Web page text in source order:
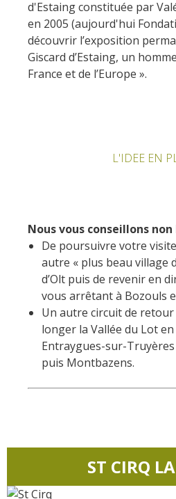
d'Estaing constituée par
en 2005 (aujourd'hui
découvrir l’exposition
Giscard d’Estaing, un
France et de l’Europe ».
L'IDEE EN
Nous vous conseillons
De poursuivre votre
autre « plus beau village
d’Olt puis de revenir en
vous arrêtant à Bozouls
Un autre circuit de retour
longer la Vallée du Lot
Entraygues-sur-Truyères
puis Montbazens.
ST CIRQ